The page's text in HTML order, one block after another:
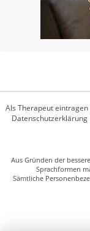
Als Therapeut eintragen
Datenschutzerklärung
Aus Gründen der
Sprachformen
Sämtliche